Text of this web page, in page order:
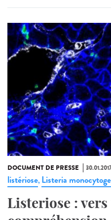
DOCUMENT DE PRESSE
listériose, Listeria
Listeriose :